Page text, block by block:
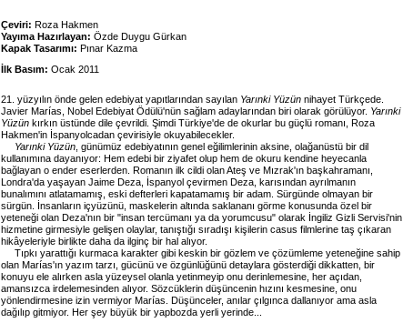
Çeviri: Roza Hakmen
Yayıma Hazırlayan: Özde Duygu Gürkan
Kapak Tasarımı: Pınar Kazma
İlk Basım: Ocak 2011
21. yüzyılın önde gelen edebiyat yapıtlarından sayılan Yarınki Yüzün nihayet Türkçede.
Javier Marías, Nobel Edebiyat Ödülü'nün sağlam adaylarından biri olarak görülüyor. Yarınki
Yüzün kırkın üstünde dile çevrildi. Şimdi Türkiye'de de okurlar bu güçlü romanı, Roza
Hakmen'in İspanyolcadan çevirisiyle okuyabilecekler.
Yarınki Yüzün , günümüz edebiyatının genel eğilimlerinin aksine, olağanüstü bir dil
kullanımına dayanıyor: Hem edebi bir ziyafet olup hem de okuru kendine heyecanla
bağlayan o ender eserlerden. Romanın ilk cildi olan Ateş ve Mızrak'ın başkahramanı,
Londra'da yaşayan Jaime Deza, İspanyol çevirmen Deza, karısından ayrılmanın
bunalımını atlatamamış, eski defterleri kapatamamış bir adam. Sürgünde olmayan bir
sürgün. İnsanların içyüzünü, maskelerin altında saklananı görme konusunda özel bir
yeteneği olan Deza'nın bir "insan tercümanı ya da yorumcusu" olarak İngiliz Gizli Servisi'nin
hizmetine girmesiyle gelişen olaylar, tanıştığı sıradışı kişilerin casus filmlerine taş çıkaran
hikâyeleriyle birlikte daha da ilginç bir hal alıyor.
Tıpkı yarattığı kurmaca karakter gibi keskin bir gözlem ve çözümleme yeteneğine sahip
olan Marías'ın yazım tarzı, gücünü ve özgünlüğünü detaylara gösterdiği dikkatten, bir
konuyu ele alırken asla yüzeysel olanla yetinmeyip onu derinlemesine, her açıdan,
amansızca irdelemesinden alıyor. Sözcüklerin düşüncenin hızını kesmesine, onu
yönlendirmesine izin vermiyor Marías. Düşünceler, anılar çılgınca dallanıyor ama asla
dağılıp gitmiyor. Her şey büyük bir yapbozda yerli yerinde...